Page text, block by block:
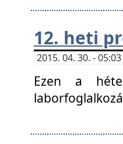
12. heti
2015. 04. 30. -
Ezen a